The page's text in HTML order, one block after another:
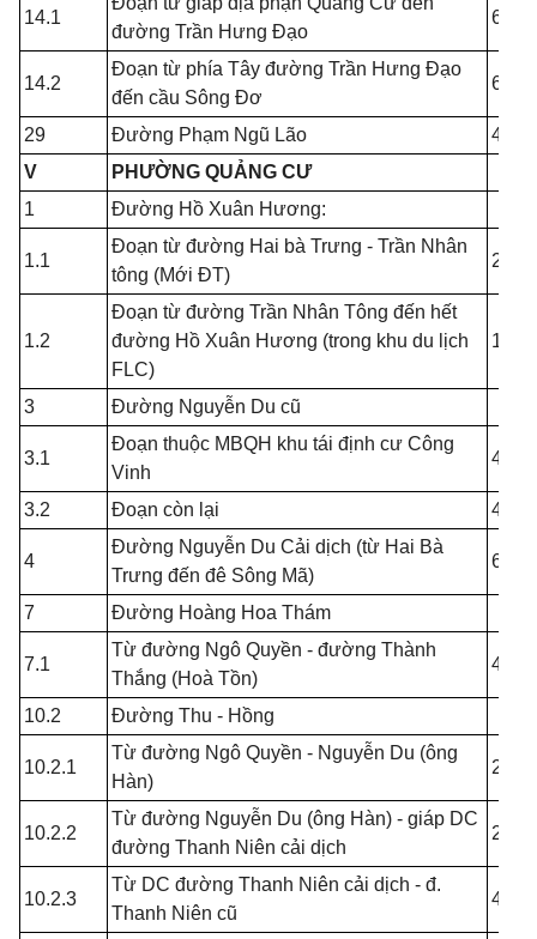
14.1
đường Trần Hưng Đạo
14.2
Đoạn từ phía Tây đường Trần Hưng Đạo
đến cầu Sông Đơ
29 Đường Phạm Ngũ Lão
V
PHƯỜNG QUẢNG CƯ
1
Đường Hồ Xuân Hương:
1.1
Đoạn từ đường Hai bà Trưng - Trần Nhân
tông (Mới ĐT)
1.2
Đoạn từ đường Trần Nhân Tông đến hết
đường Hồ Xuân Hương (trong khu du lịch
FLC)
3 Đường Nguyễn Du cũ
3.1
Đoạn thuộc MBQH khu tái định cư Công
Vinh
3.2 Đoạn còn lại
4
Đường Nguyễn Du Cải dịch (từ Hai Bà
Trưng đến đê Sông Mã)
7 Đường Hoàng Hoa Thám
7.1
Từ đường Ngô Quyền - đường Thành
Thắng (Hoà Tồn)
10.2 Đường Thu - Hồng
10.2.1
Từ đường Ngô Quyền - Nguyễn Du (ông
Hàn)
10.2.2
Từ đường Nguyễn Du (ông Hàn) - giáp DC
đường Thanh Niên cải dịch
10.2.3
Từ DC đường Thanh Niên cải dịch - đ.
Thanh Niên cũ